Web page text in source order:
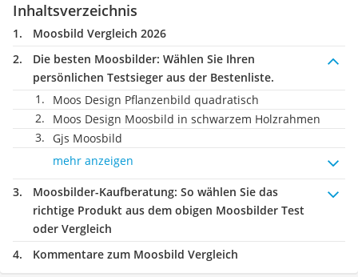
Inhaltsverzeichnis
Moosbild Vergleich 2026
Die besten Moosbilder: Wählen Sie Ihren
persönlichen Testsieger aus der Bestenliste.
Moos Design Pflanzenbild quadratisch
Moos Design Moosbild in schwarzem Holzrahmen
Gjs Moosbild
mehr anzeigen
Moosbilder-Kaufberatung: So wählen Sie das
richtige Produkt aus dem obigen Moosbilder Test
oder Vergleich
Kommentare zum Moosbild Vergleich